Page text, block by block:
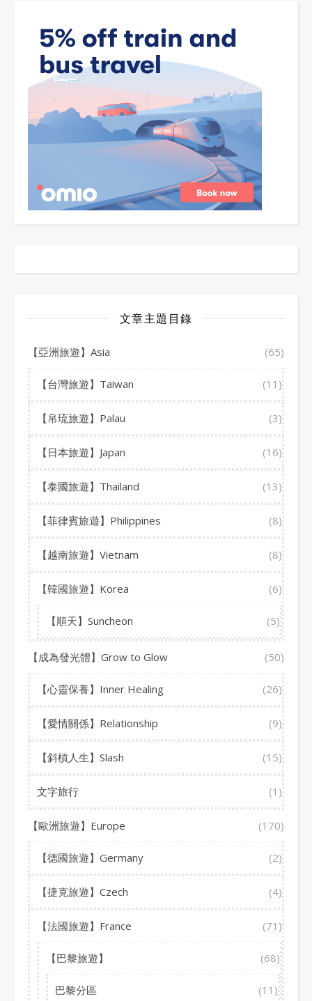
文章主題目錄
【亞洲旅遊】Asia (65)
【台灣旅遊】Taiwan (11)
【帛琉旅遊】Palau (3)
【日本旅遊】Japan (16)
【泰國旅遊】Thailand (13)
【菲律賓旅遊】Philippines (8)
【越南旅遊】Vietnam (8)
【韓國旅遊】Korea (6)
【順天】Suncheon (5)
【成為發光體】Grow to Glow (50)
【心靈保養】Inner Healing (26)
【愛情關係】Relationship (9)
【斜槓人生】Slash (15)
文字旅行 (1)
【歐洲旅遊】Europe (170)
【德國旅遊】Germany (2)
【捷克旅遊】Czech (4)
【法國旅遊】France (71)
【巴黎旅遊】 (68)
巴黎分區 (11)